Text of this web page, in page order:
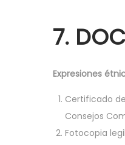
7.
Expresiones
Certificado
Consejos
Fotocopia